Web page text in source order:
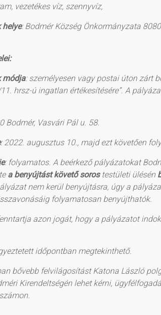
vezetékes víz, szennyvíz,
: Bodmér Község Önkormányzata
módja: személyesen vagy postai úton zárt
hrsz-ú ingatlan értékesítésére”. A
Bodmér, Vasvári Pál u. 58.
: 2022. augusztus 10., majd ezt követően
: folyamatos. A beérkező pályázatokat
a benyújtást követő soros testületi ülésén
nem kerül benyújtásra, úgy a
folyamatosan benyújthatók.
azon jogát, hogy a pályázatot
időpontban megtekinthető.
bővebb felvilágosítást Katona László
Kirendeltségén lehet kérni,